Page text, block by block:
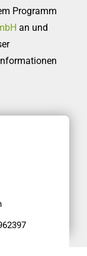
Programm
an und